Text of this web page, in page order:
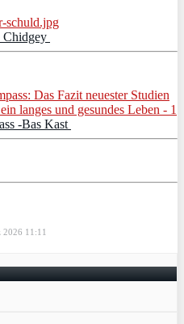
Chidgey
-Bas Kast
2026 11:11